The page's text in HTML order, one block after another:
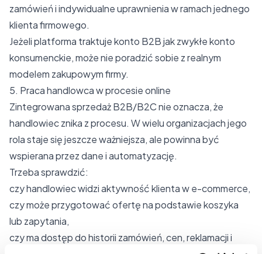
zamówień i indywidualne uprawnienia w ramach jednego
klienta firmowego.
Jeżeli platforma traktuje konto B2B jak zwykłe konto
konsumenckie, może nie poradzić sobie z realnym
modelem zakupowym firmy.
5. Praca handlowca w procesie online
Zintegrowana sprzedaż B2B/B2C nie oznacza, że
handlowiec znika z procesu. W wielu organizacjach jego
rola staje się jeszcze ważniejsza, ale powinna być
wspierana przez dane i automatyzację.
Trzeba sprawdzić:
czy handlowiec widzi aktywność klienta w e-commerce,
czy może przygotować ofertę na podstawie koszyka
lub zapytania,
czy ma dostęp do historii zamówień, cen, reklamacji i